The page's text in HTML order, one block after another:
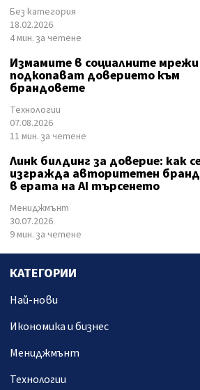
Без категория
18.02.2026
4 мин. за четене
Измамите в социалните мрежи
подкопават доверието към
брандовете
Технологии
07.08.2026
11 мин. за четене
Линк билдинг за доверие: как
изгражда авторитетен бранд
в ерата на AI търсенето
Мениджмънт
30.07.2026
9 мин. за четене
КАТЕГОРИИ
Най-нови
Икономика и бизнес
Мениджмънт
Технологии